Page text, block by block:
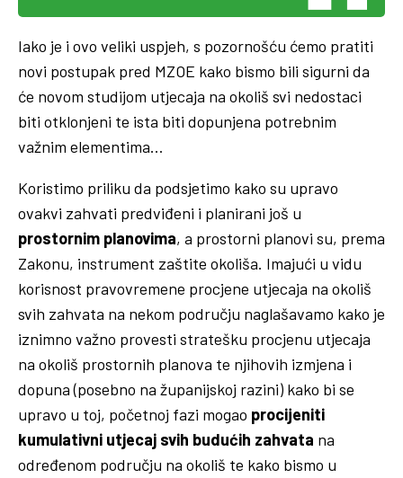
Iako je i ovo veliki uspjeh, s pozornošću ćemo pratiti
novi postupak pred MZOE kako bismo bili sigurni da
će novom studijom utjecaja na okoliš svi nedostaci
biti otklonjeni te ista biti dopunjena potrebnim
važnim elementima…
Koristimo priliku da podsjetimo kako su upravo
ovakvi zahvati predviđeni i planirani još u
prostornim planovima, a prostorni planovi su, prema
Zakonu, instrument zaštite okoliša. Imajući u vidu
korisnost pravovremene procjene utjecaja na okoliš
svih zahvata na nekom području naglašavamo kako je
iznimno važno provesti stratešku procjenu utjecaja
na okoliš prostornih planova te njihovih izmjena i
dopuna (posebno na županijskoj razini) kako bi se
upravo u toj, početnoj fazi mogao procijeniti
kumulativni utjecaj svih budućih zahvata na
određenom području na okoliš te kako bismo u